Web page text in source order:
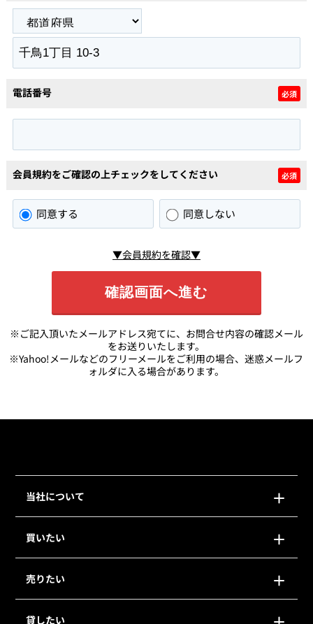
電話番号 必須
会員規約をご確認の上チェックをしてください 必須
同意する 同意しない
▼会員規約を確認▼
※ご記入頂いたメールアドレス宛てに、お問合せ内容の確認メール
をお送りいたします。
※Yahoo!メールなどのフリーメールをご利用の場合、迷惑メールフ
ォルダに入る場合があります。
当社について
買いたい
売りたい
貸したい